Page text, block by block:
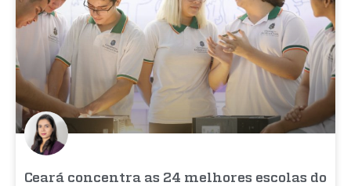
Ceará concentra as 24 melhores escolas do